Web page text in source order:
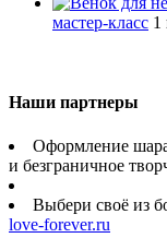
мастер-класс 1
Наши партнеры
Оформление
и безграничное
Выбери своё из
love-forever.ru